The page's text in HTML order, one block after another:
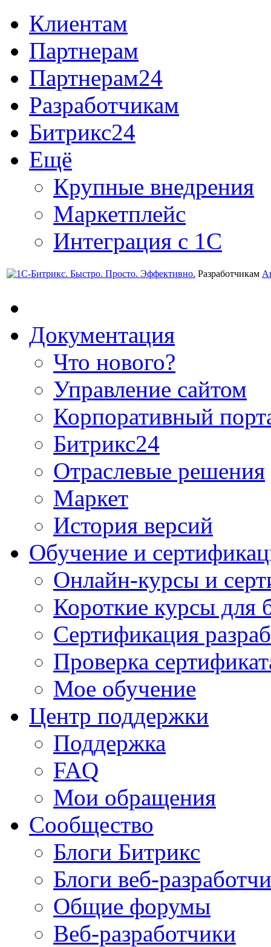
Клиентам
Партнерам
Партнерам24
Разработчикам
Битрикс24
Ещё
Крупные внедрения
Маркетплейс
Интеграция с 1С
Разработчикам
Документация
Что нового?
Управление сайтом
Корпоративный
Битрикс24
Отраслевые решения
Маркет
История версий
Обучение и
Онлайн-курсы и
Короткие курсы для
Сертификация
Проверка
Мое обучение
Центр поддержки
Поддержка
FAQ
Мои обращения
Сообщество
Блоги Битрикс
Блоги веб-
Общие форумы
Веб-разработчики